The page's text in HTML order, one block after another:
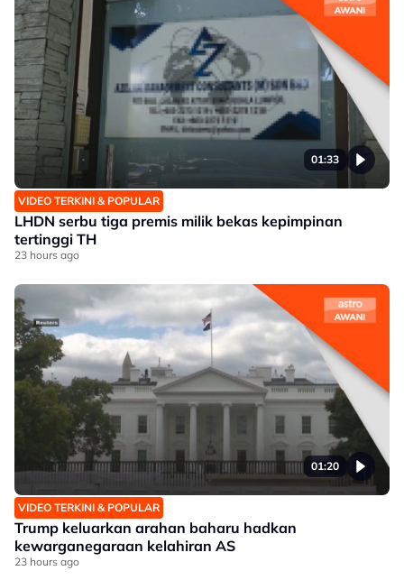
01:33
VIDEO TERKINI & POPULAR
LHDN serbu tiga premis milik bekas kepimpinan
tertinggi TH
23 hours ago
01:20
VIDEO TERKINI & POPULAR
Trump keluarkan arahan baharu hadkan
kewarganegaraan kelahiran AS
23 hours ago